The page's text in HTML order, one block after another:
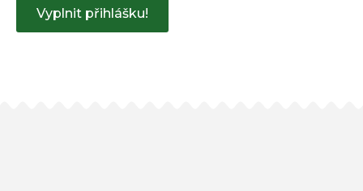
Vyplnit přihlášku!